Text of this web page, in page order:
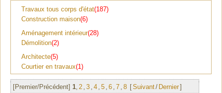
Travaux tous corps d'état(187)
Construction maison(6)
Aménagement intérieur(28)
Démolition(2)
Architecte(5)
Courtier en travaux(1)
[Premier/Précédent] 1, 2 , 3 , 4 , 5 , 6 , 7 , 8 Suivant/ Dernier